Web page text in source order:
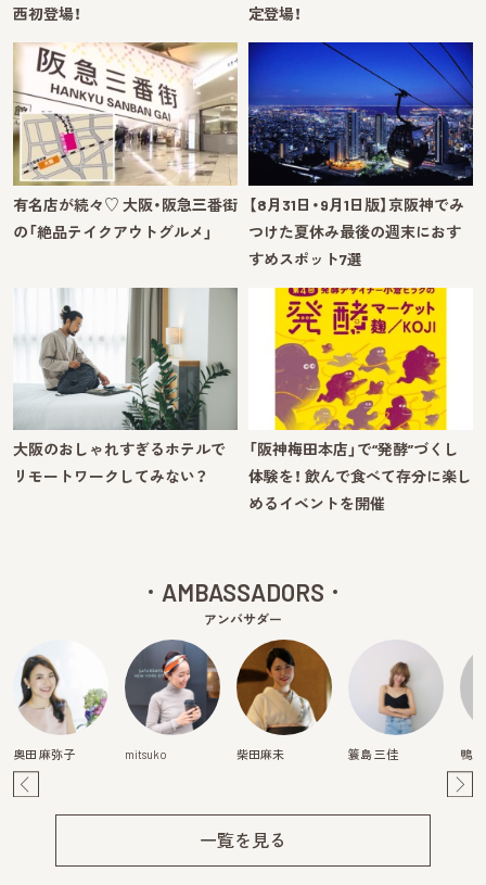
西初登場！
定登場！
有名店が続々♡ 大阪・阪急三番街
の「絶品テイクアウトグルメ」
【8月31日・9月1日版】京阪神でみ
つけた夏休み最後の週末におす
すめスポット7選
大阪のおしゃれすぎるホテルで
リモートワークしてみない？
「阪神梅田本店」で“発酵”づくし
体験を！ 飲んで食べて存分に楽し
めるイベントを開催
AMBASSADORS
アンバサダー
奥田 麻弥子 mitsuko 柴田麻未 簑島 三佳 鴨
一覧を見る